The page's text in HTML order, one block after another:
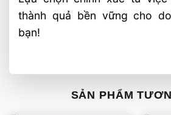
thành quả bền vững cho
bạn!
SẢN PHẨM